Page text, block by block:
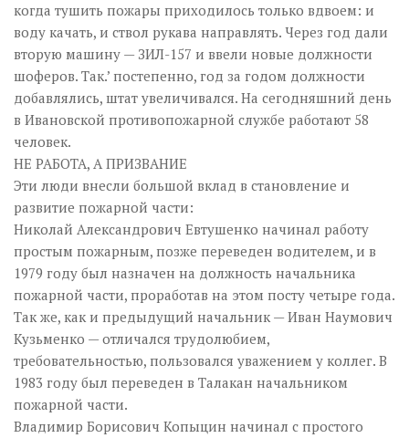
когда тушить пожары приходилось только вдвоем: и
воду качать, и ствол рукава направлять. Через год дали
вторую машину — ЗИЛ-157 и ввели новые должности
шоферов. Так.’ постепенно, год за годом должности
добавлялись, штат увеличивался. На сегодняшний день
в Ивановской противопожарной службе работают 58
человек.
НЕ РАБОТА, А ПРИЗВАНИЕ
Эти люди внесли большой вклад в становление и
развитие пожарной части:
Николай Александрович Евтушенко начинал работу
простым пожарным, позже переведен водителем, и в
1979 году был назначен на должность начальника
пожарной части, проработав на этом посту четыре года.
Так же, как и предыдущий начальник — Иван Наумович
Кузьменко — отличался трудолюбием,
требовательностью, пользовался уважением у коллег. В
1983 году был переведен в Талакан начальником
пожарной части.
Владимир Борисович Копыцин начинал с простого